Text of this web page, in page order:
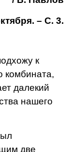
– С. 3.
к
комбината,
далекий
нашего
две